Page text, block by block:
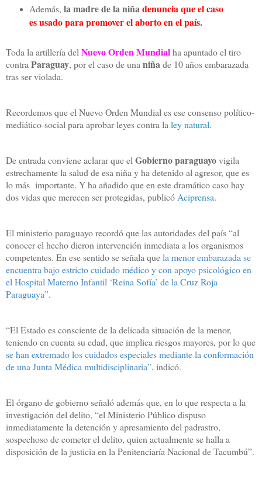
Además, la madre de la niñadenuncia que el caso
es usado para promover el aborto en el país.
Toda la artillería del Nuevo Orden Mundialha apuntado el tiro
contra Paraguay, por el caso de una niñade 10 años embarazada
tras ser violada.
Recordemos que el Nuevo Orden Mundial es ese consenso político-
mediático-social para aprobar leyes contra la ley natural.
De entrada conviene aclarar que el Gobierno paraguayovigila
estrechamente la salud de esa niña y ha detenido al agresor, que es
lo más importante. Y ha añadido que en este dramático caso hay
dos vidas que merecen ser protegidas, publicó Aciprensa.
El ministerio paraguayo recordó que las autoridades del país “al
conocer el hecho dieron intervención inmediata a los organismos
competentes. En ese sentido se señala quela menor embarazada se
encuentra bajo estricto cuidado médico y con apoyo psicológico en
el Hospital Materno Infantil ‘Reina Sofía’ de la Cruz Roja
Paraguaya”.
“El Estado es consciente de la delicada situación de la menor,
teniendo en cuenta su edad, que implica riesgos mayores, por lo que
se han extremado los cuidados especiales mediante la conformación
de una Junta Médica multidisciplinaria”, indicó.
El órgano de gobierno señaló además que, en lo que respecta a la
investigación del delito, “el Ministerio Público dispuso
inmediatamente la detención y apresamiento del padrastro,
sospechoso de cometer el delito, quien actualmente se halla a
disposición de la justicia en la Penitenciaría Nacional de Tacumbú”.